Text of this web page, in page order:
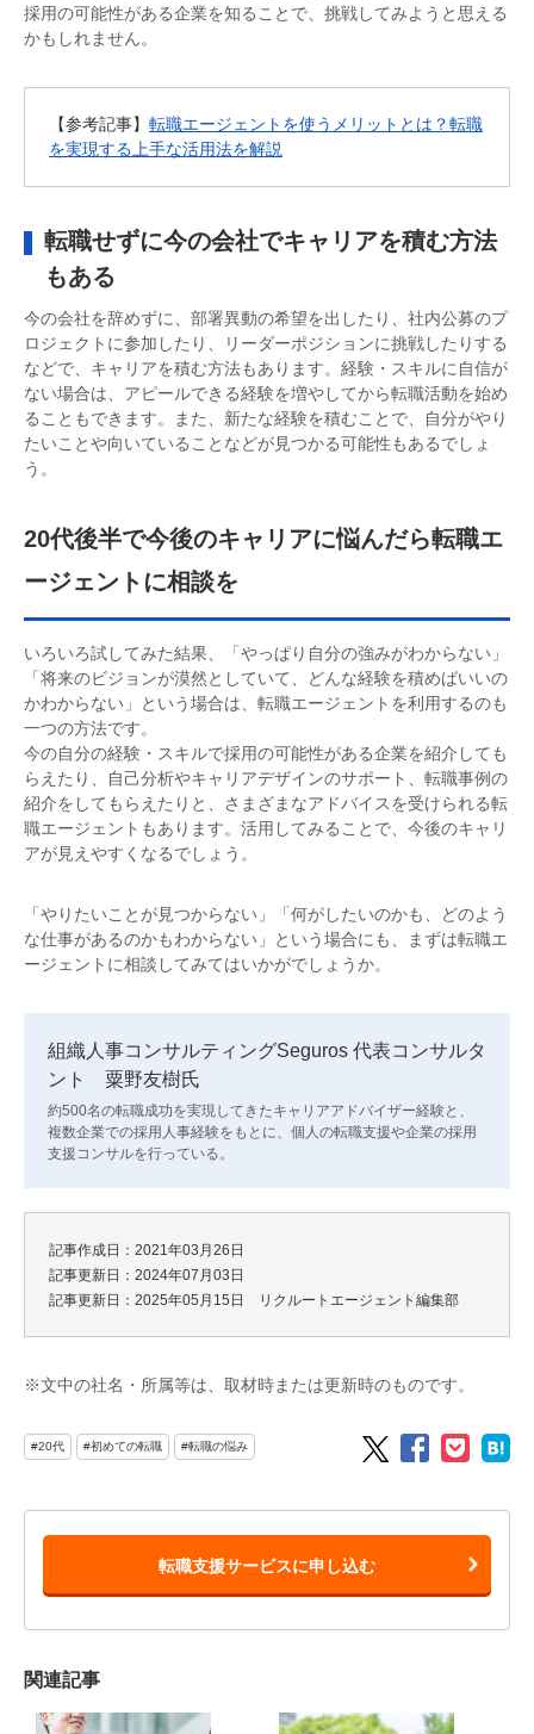
採用の可能性がある企業を知ることで、挑戦してみようと思える
かもしれません。
【参考記事】 転職エージェントを使うメリットとは？転職
を実現する上手な活用法を解説
転職せずに今の会社でキャリアを積む方法
もある
今の会社を辞めずに、部署異動の希望を出したり、社内公募のプ
ロジェクトに参加したり、リーダーポジションに挑戦したりする
などで、キャリアを積む方法もあります。経験・スキルに自信が
ない場合は、アピールできる経験を増やしてから転職活動を始め
ることもできます。また、新たな経験を積むことで、自分がやり
たいことや向いていることなどが見つかる可能性もあるでしょ
う。
20代後半で今後のキャリアに悩んだら転職エ
ージェントに相談を
いろいろ試してみた結果、「やっぱり自分の強みがわからない」
「将来のビジョンが漠然としていて、どんな経験を積めばいいの
かわからない」という場合は、転職エージェントを利用するのも
一つの方法です。
今の自分の経験・スキルで採用の可能性がある企業を紹介しても
らえたり、自己分析やキャリアデザインのサポート、転職事例の
紹介をしてもらえたりと、さまざまなアドバイスを受けられる転
職エージェントもあります。活用してみることで、今後のキャリ
アが見えやすくなるでしょう。
「やりたいことが見つからない」「何がしたいのかも、どのよう
な仕事があるのかもわからない」という場合にも、まずは転職エ
ージェントに相談してみてはいかがでしょうか。
組織人事コンサルティングSeguros 代表コンサルタ
ント 粟野友樹氏
約500名の転職成功を実現してきたキャリアアドバイザー経験と、
複数企業での採用人事経験をもとに、個人の転職支援や企業の採用
支援コンサルを行っている。
記事作成日：2021年03月26日
記事更新日：2024年07月03日
記事更新日：2025年05月15日 リクルートエージェント編集部
※文中の社名・所属等は、取材時または更新時のものです。
#20代 #初めての転職 #転職の悩み
転職支援サービスに申し込む
関連記事